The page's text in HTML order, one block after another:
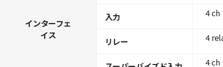
インターフェ
イス
入力
リレー
4 ch
4
4 ch